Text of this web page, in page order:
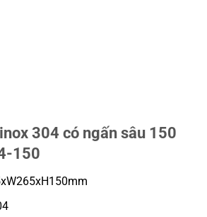
304 có ngấn sâu 150
150